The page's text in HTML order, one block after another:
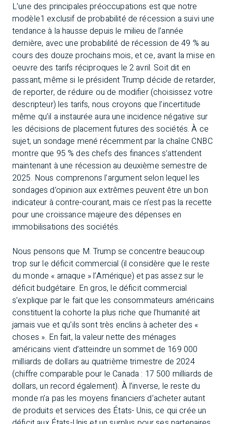
L’une des principales préoccupations est que notre
modèle1 exclusif de probabilité de récession a suivi une
tendance à la hausse depuis le milieu de l’année
dernière, avec une probabilité de récession de 49 % au
cours des douze prochains mois, et ce, avant la mise en
oeuvre des tarifs réciproques le 2 avril. Soit dit en
passant, même si le président Trump décide de retarder,
de reporter, de réduire ou de modifier (choisissez votre
descripteur) les tarifs, nous croyons que l’incertitude
même qu’il a instaurée aura une incidence négative sur
les décisions de placement futures des sociétés. À ce
sujet, un sondage mené récemment par la chaîne CNBC
montre que 95 % des chefs des finances s’attendent
maintenant à une récession au deuxième semestre de
2025. Nous comprenons l’argument selon lequel les
sondages d’opinion aux extrêmes peuvent être un bon
indicateur à contre-courant, mais ce n’est pas la recette
pour une croissance majeure des dépenses en
immobilisations des sociétés.
Nous pensons que M. Trump se concentre beaucoup
trop sur le déficit commercial (il considère que le reste
du monde « arnaque » l’Amérique) et pas assez sur le
déficit budgétaire. En gros, le déficit commercial
s’explique par le fait que les consommateurs américains
constituent la cohorte la plus riche que l’humanité ait
jamais vue et qu’ils sont très enclins à acheter des «
choses ». En fait, la valeur nette des ménages
américains vient d’atteindre un sommet de 169 000
milliards de dollars au quatrième trimestre de 2024
(chiffre comparable pour le Canada : 17 500 milliards de
dollars, un record également). À l’inverse, le reste du
monde n’a pas les moyens financiers d’acheter autant
de produits et services des États- Unis, ce qui crée un